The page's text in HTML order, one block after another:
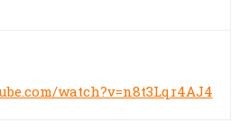
watch?v=n8t3Lqr4AJ4